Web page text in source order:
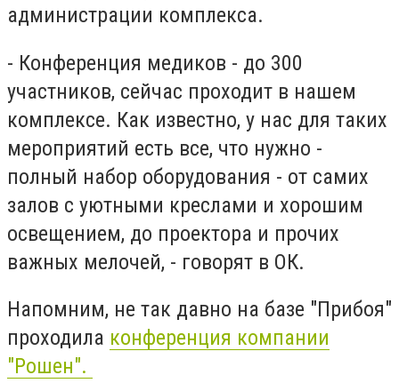
администрации комплекса.
- Конференция медиков - до 300
участников, сейчас проходит в нашем
комплексе. Как известно, у нас для таких
мероприятий есть все, что нужно -
полный набор оборудования - от самих
залов с уютными креслами и хорошим
освещением, до проектора и прочих
важных мелочей, - говорят в ОК.
Напомним, не так давно на базе "Прибоя"
проходила конференция компании
"Рошен".